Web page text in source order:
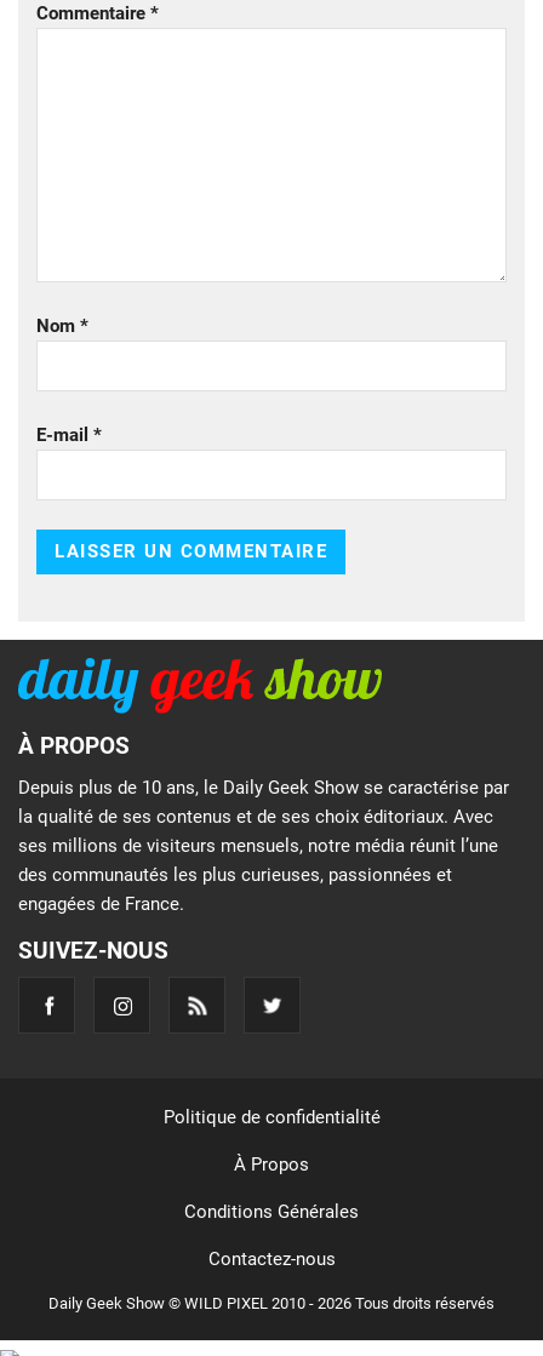
Commentaire *
Nom *
E-mail *
À PROPOS
Depuis plus de 10 ans, le Daily Geek Show se caractérise par
la qualité de ses contenus et de ses choix éditoriaux. Avec
ses millions de visiteurs mensuels, notre média réunit l’une
des communautés les plus curieuses, passionnées et
engagées de France.
SUIVEZ-NOUS
Daily Geek Show © WILD PIXEL 2010 - 2026 Tous droits réservés
Politique de confidentialité
À Propos
Conditions Générales
Contactez-nous